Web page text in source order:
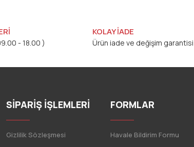
- 18.00 )
KOLAY İADE
Ürün iade ve değişim garantisi
SİPARİŞ İŞLEMLERİ
Gizlilik Sözleşmesi
FORMLAR
Havale Bildirim Formu